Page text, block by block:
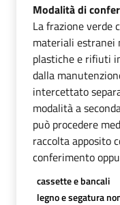
Modalità di
La frazione verde
materiali estranei
plastiche e rifiuti
dalla
intercettato
modalità a
può procedere
raccolta apposito
conferimento
cassette e bancali
legno e segatura